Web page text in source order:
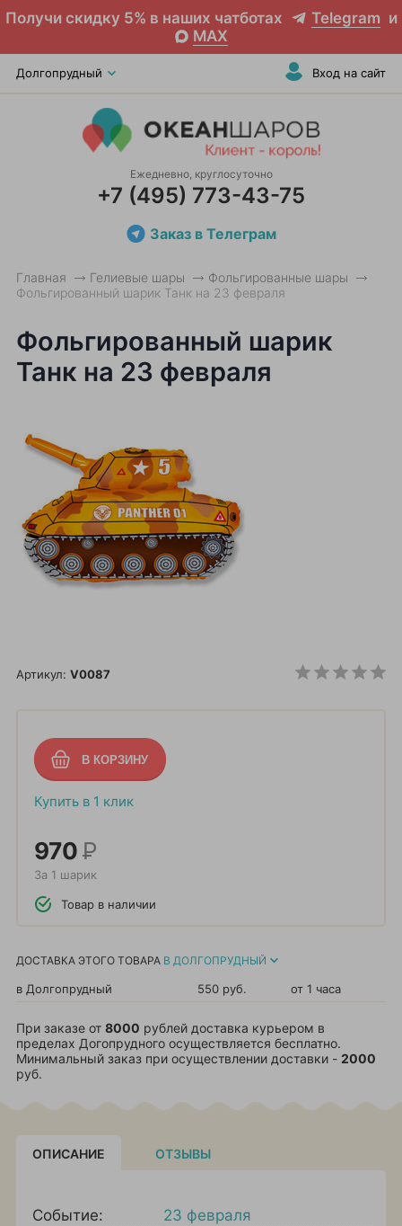
Получи скидку 5% в наших чатботах Telegram и
MAX
Долгопрудный Вход на сайт
Ежедневно, круглосуточно
+7 (495) 773-43-75
Заказ в Телеграм
Главная Гелиевые шары
Фольгированные шары
Фольгированный шарик Танк на 23 февраля
Фольгированный шарик
Танк на 23 февраля
Артикул: V0087
Купить в 1 клик
970Р
За 1 шарик
Товар в наличии
ДОСТАВКА ЭТОГО ТОВАРА В ДОЛГОПРУДНЫЙ
в Долгопрудный 550 руб. от 1 часа
При заказе от 8000 рублей доставка курьером в
пределах Догопрудного осуществляется бесплатно.
Минимальный заказ при осуществлении доставки - 2000
руб.
ОПИСАНИЕ ОТЗЫВЫ
Событие: 23 февраля